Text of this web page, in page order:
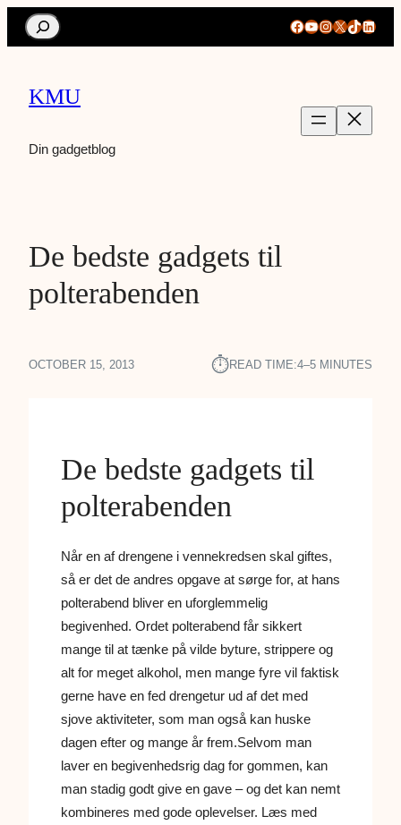
Search Facebook
YouTube
Instagram
X TikTok
KMU
Din gadgetblog
De bedste gadgets til
polterabenden
OCTOBER 15, 2013 ⏱︎READ TIME:4–5 MINUTES
De bedste gadgets til
polterabenden
Når en af drengene i vennekredsen skal giftes,
så er det de andres opgave at sørge for, at hans
polterabend bliver en uforglemmelig
begivenhed. Ordet polterabend får sikkert
mange til at tænke på vilde byture, strippere og
alt for meget alkohol, men mange fyre vil faktisk
gerne have en fed drengetur ud af det med
sjove aktiviteter, som man også kan huske
dagen efter og mange år frem.Selvom man
laver en begivenhedsrig dag for gommen, kan
man stadig godt give en gave – og det kan nemt
kombineres med gode oplevelser. Læs med